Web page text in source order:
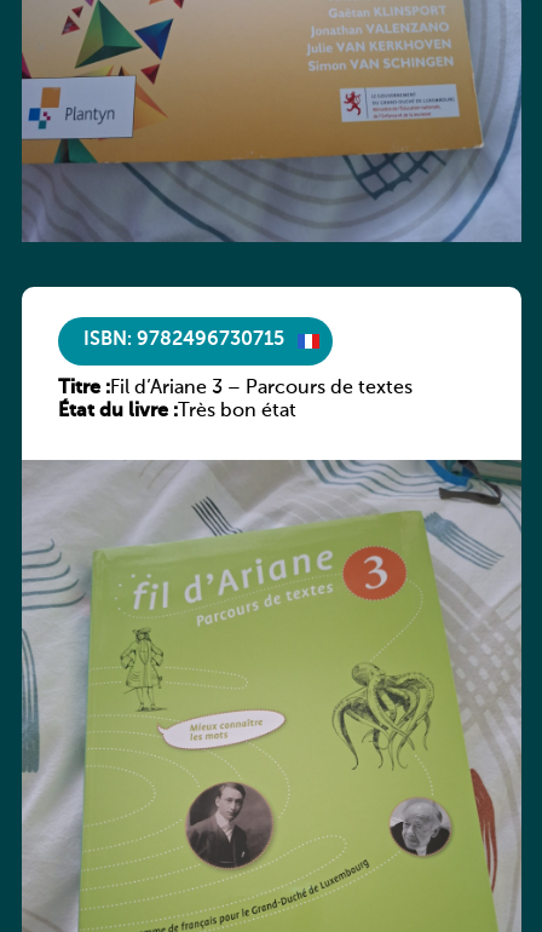
ISBN: 9782496730715
Titre :Fil d’Ariane 3 – Parcours de textes
État du livre :Très bon état